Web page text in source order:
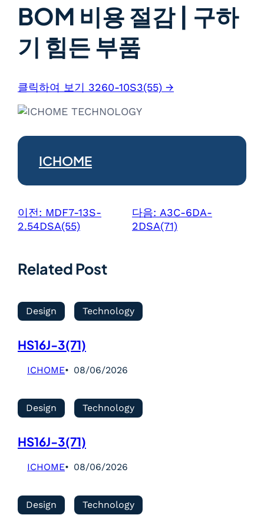
BOM 비용 절감 | 구하
기 힘든 부품
클릭하여 보기 3260-10S3(55) →
ICHOME
이전: MDF7-13S-
2.54DSA(55)
다음: A3C-6DA-
2DSA(71)
Related Post
Design Technology
HS16J-3(71)
ICHOME 08/06/2026
Design Technology
HS16J-3(71)
ICHOME 08/06/2026
Design Technology